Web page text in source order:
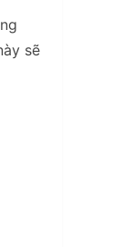
sẽ